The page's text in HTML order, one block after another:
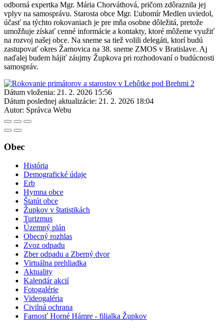
odborná expertka Mgr. Mária Chorváthová, pričom zdôraznila jej
vplyv na samosprávu. Starosta obce Mgr. Ľubomír Medlen uviedol,
účasť na týchto rokovaniach je pre mňa osobne dôležitá, pretože
umožňuje získať cenné informácie a kontakty, ktoré môžeme využiť
na rozvoj našej obce. Na sneme sa tiež volili delegáti, ktorí budú
zastupovať okres Žarnovica na 38. sneme ZMOS v Bratislave. Aj
naďalej budem hájiť záujmy Župkova pri rozhodovaní o budúcnosti
samospráv.
Dátum vloženia: 21. 2. 2026 15:56
Dátum poslednej aktualizácie: 21. 2. 2026 18:04
Autor: Správca Webu
Obec
História
Demografické údaje
Erb
Hymna obce
Štatút obce
Župkov v štatistikách
Turizmus
Územný plán
Obecný rozhlas
Zvoz odpadu
Zber odpadu a Zberný dvor
Virtuálna prehliadka
Aktuality
Kalendár akcií
Fotogalérie
Videogaléria
Civilná ochrana
Farnosť Horné Hámre - filialka Župkov